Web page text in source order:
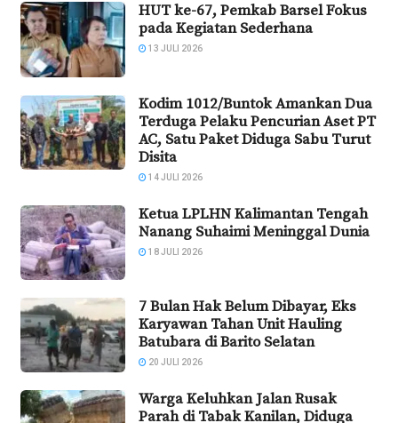
HUT ke-67, Pemkab Barsel Fokus
pada Kegiatan Sederhana
13 JULI 2026
Kodim 1012/Buntok Amankan Dua
Terduga Pelaku Pencurian Aset PT
AC, Satu Paket Diduga Sabu Turut
Disita
14 JULI 2026
Ketua LPLHN Kalimantan Tengah
Nanang Suhaimi Meninggal Dunia
18 JULI 2026
7 Bulan Hak Belum Dibayar, Eks
Karyawan Tahan Unit Hauling
Batubara di Barito Selatan
20 JULI 2026
Warga Keluhkan Jalan Rusak
Parah di Tabak Kanilan, Diduga